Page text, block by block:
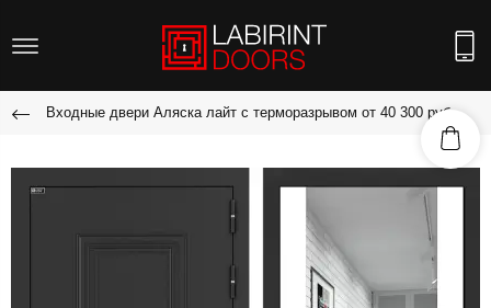
Входные двери Аляска лайт с терморазрывом от 40 300 руб.